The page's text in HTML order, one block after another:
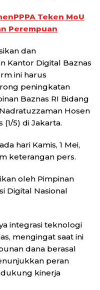
Teken MoU
Perempuan
dan
Kantor Digital Baznas
ini harus
peningkatan
Baznas RI Bidang
Hosen
5) di Jakarta.
hari Kamis, 1 Mei,
keterangan pers.
oleh Pimpinan
Digital Nasional
integrasi teknologi
mengingat saat ini
dana berasal
peran
kinerja